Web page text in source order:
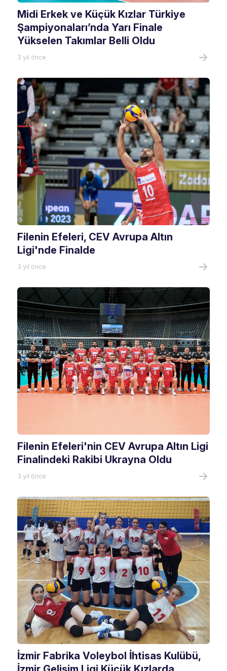
Midi Erkek ve Küçük Kızlar Türkiye
Şampiyonaları’nda Yarı Finale
Yükselen Takımlar Belli Oldu
3 yıl önce
Filenin Efeleri, CEV Avrupa Altın
Ligi'nde Finalde
3 yıl önce
Filenin Efeleri'nin CEV Avrupa Altın Ligi
Finalindeki Rakibi Ukrayna Oldu
3 yıl önce
İzmir Fabrika Voleybol İhtisas Kulübü,